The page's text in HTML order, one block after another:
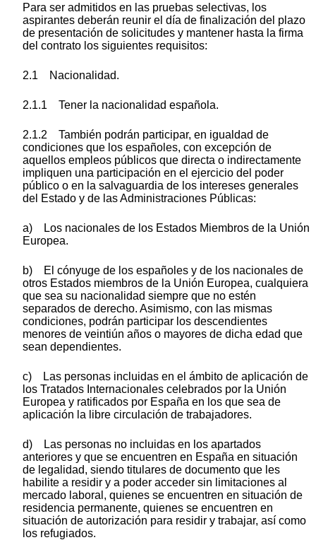
Para ser admitidos en las pruebas selectivas, los
aspirantes deberán reunir el día de finalización del plazo
de presentación de solicitudes y mantener hasta la firma
del contrato los siguientes requisitos:
2.1 Nacionalidad.
2.1.1 Tener la nacionalidad española.
2.1.2 También podrán participar, en igualdad de
condiciones que los españoles, con excepción de
aquellos empleos públicos que directa o indirectamente
impliquen una participación en el ejercicio del poder
público o en la salvaguardia de los intereses generales
del Estado y de las Administraciones Públicas:
a) Los nacionales de los Estados Miembros de la Unión
Europea.
b) El cónyuge de los españoles y de los nacionales de
otros Estados miembros de la Unión Europea, cualquiera
que sea su nacionalidad siempre que no estén
separados de derecho. Asimismo, con las mismas
condiciones, podrán participar los descendientes
menores de veintiún años o mayores de dicha edad que
sean dependientes.
c) Las personas incluidas en el ámbito de aplicación de
los Tratados Internacionales celebrados por la Unión
Europea y ratificados por España en los que sea de
aplicación la libre circulación de trabajadores.
d) Las personas no incluidas en los apartados
anteriores y que se encuentren en España en situación
de legalidad, siendo titulares de documento que les
habilite a residir y a poder acceder sin limitaciones al
mercado laboral, quienes se encuentren en situación de
residencia permanente, quienes se encuentren en
situación de autorización para residir y trabajar, así como
los refugiados.